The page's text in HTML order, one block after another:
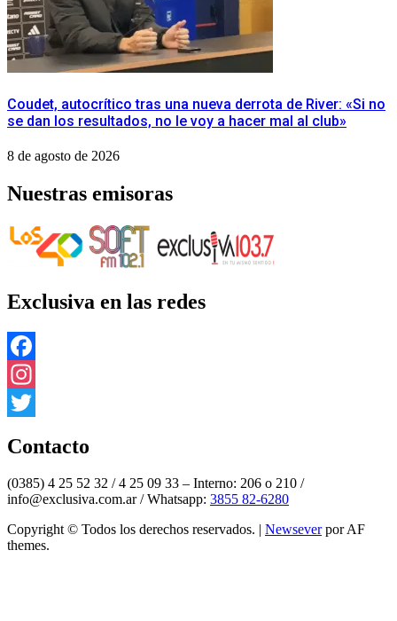
Coudet, autocrítico tras una nueva derrota de River: «Si no
se dan los resultados, no le voy a hacer mal al club»
8 de agosto de 2026
Nuestras emisoras
Exclusiva en las redes
Facebook
Instagram
Contacto
(0385) 4 25 52 32 / 4 25 09 33 – Interno: 206 o 210 /
info@exclusiva.com.ar / Whatsapp: 3855 82-6280
Copyright © Todos los derechos reservados. | Newseverpor AF
themes.